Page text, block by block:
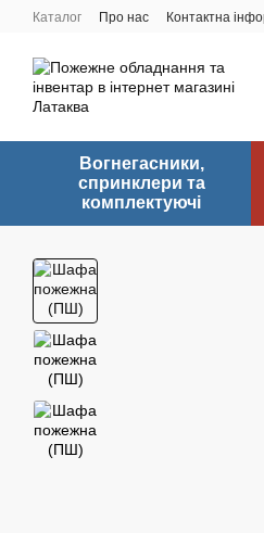
Перейти до основного контенту
Каталог Про нас Контактна
Вогнегасники,
спринклери та
комплектуючі